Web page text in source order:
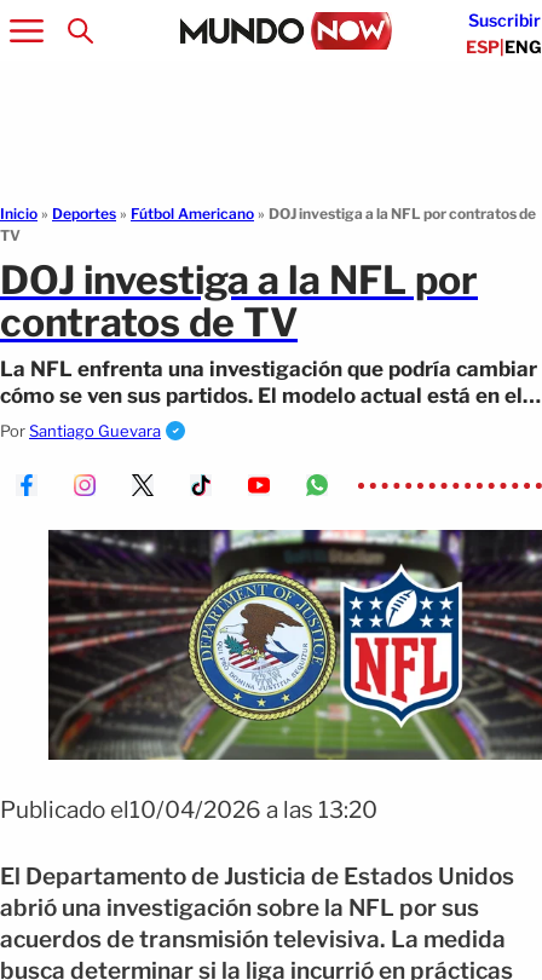
Suscribir
ESP|ENG
Inicio » Deportes » Fútbol Americano » DOJ investiga a la NFL por contratos de
TV
DOJ investiga a la NFL por
contratos de TV
La NFL enfrenta una investigación que podría cambiar
cómo se ven sus partidos. El modelo actual está en el
centro de la polémica.
PorSantiago Guevara
Publicado el10/04/2026 a las 13:20
El Departamento de Justicia de Estados Unidos
abrió una investigación sobre la NFL por sus
acuerdos de transmisión televisiva. La medida
busca determinar si la liga incurrió en prácticas